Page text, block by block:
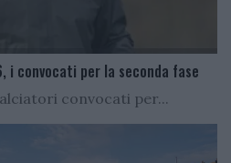
convocati per la seconda fase
convocati per...